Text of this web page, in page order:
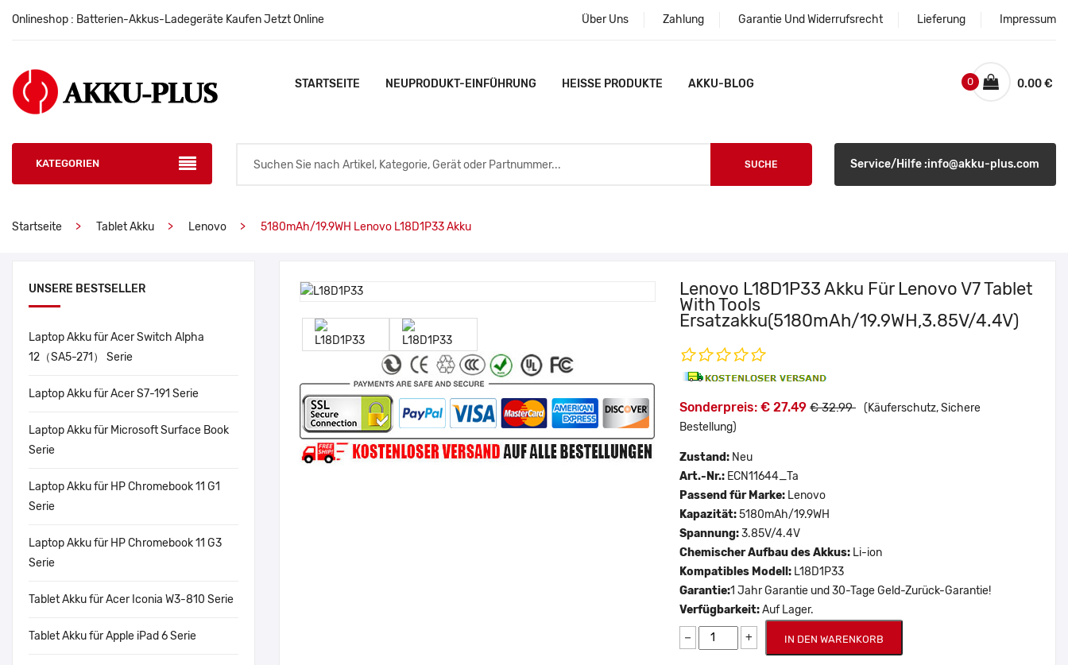
Onlineshop : Batterien-Akkus-Ladegeräte Kaufen Jetzt Online Über Uns Zahlung Garantie Und Widerrufsrecht Lieferung Impressum
STARTSEITE NEUPRODUKT-EINFÜHRUNG HEISSE PRODUKTE AKKU-BLOG 0.00 €
0
KATEGORIEN SUCHE Service/Hilfe :info@akku-plus.com
Startseite Tablet Akku Lenovo 5180mAh/19.9WH Lenovo L18D1P33 Akku
UNSERE BESTSELLER
Laptop Akku für Acer Switch Alpha
12（SA5-271） Serie
Laptop Akku für Acer S7-191 Serie
Laptop Akku für Microsoft Surface Book
Serie
Laptop Akku für HP Chromebook 11 G1
Serie
Laptop Akku für HP Chromebook 11 G3
Serie
Tablet Akku für Acer Iconia W3-810 Serie
Tablet Akku für Apple iPad 6 Serie
Lenovo L18D1P33 Akku Für Lenovo V7 Tablet
With Tools
Ersatzakku(5180mAh/19.9WH,3.85V/4.4V)
Sonderpreis: € 27.49 € 32.99 (Käuferschutz, Sichere
Bestellung)
Zustand: Neu
Art.-Nr.: ECN11644_Ta
Passend für Marke: Lenovo
Kapazität:5180mAh/19.9WH
Spannung:3.85V/4.4V
Chemischer Aufbau des Akkus: Li-ion
Kompatibles Modell: L18D1P33
Garantie:1 Jahr Garantie und 30-Tage Geld-Zurück-Garantie!
Verfügbarkeit:Auf Lager.
− + IN DEN WARENKORB